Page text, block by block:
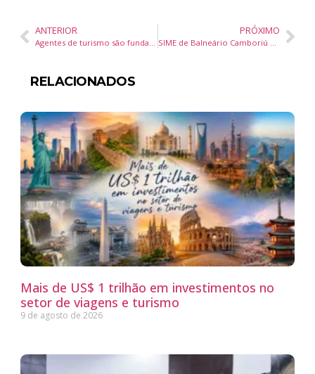
ANTERIOR
Agentes de turismo são fundamentais e que nenhuma inteligência artificial irá substituir tal profissional
PRÓXIMO
SIME de Balneário Camboriú oferece 223 vagas de emprego com oportunidades para PCDs, estagiários e jovens aprendizes
RELACIONADOS
Mais de US$ 1 trilhão em investimentos no
setor de viagens e turismo
9 de agosto de 2026